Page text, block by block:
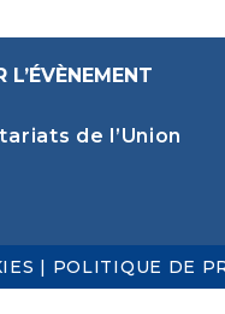
L’ÉVÈNEMENT
de l’Union
| POLITIQUE DE